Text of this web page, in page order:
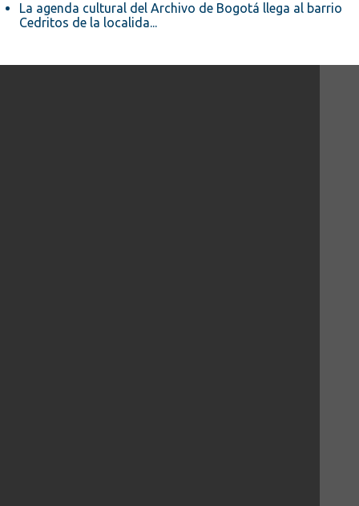
La agenda cultural del Archivo de Bogotá llega al barrio
Cedritos de la localida...